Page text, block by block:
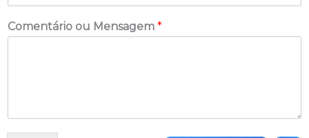
Comentário ou Mensagem *